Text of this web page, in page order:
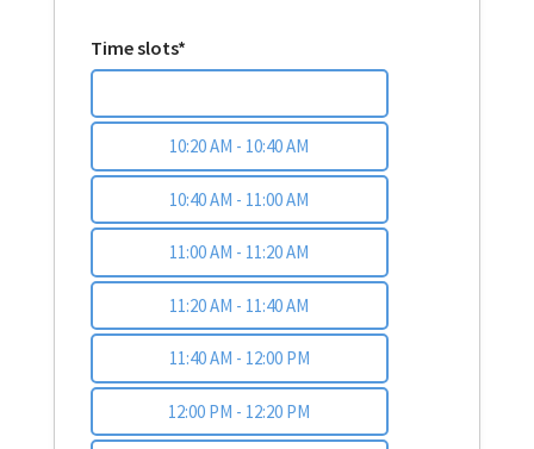
Time slots*
10:20 AM - 10:40 AM
10:40 AM - 11:00 AM
11:00 AM - 11:20 AM
11:20 AM - 11:40 AM
11:40 AM - 12:00 PM
12:00 PM - 12:20 PM